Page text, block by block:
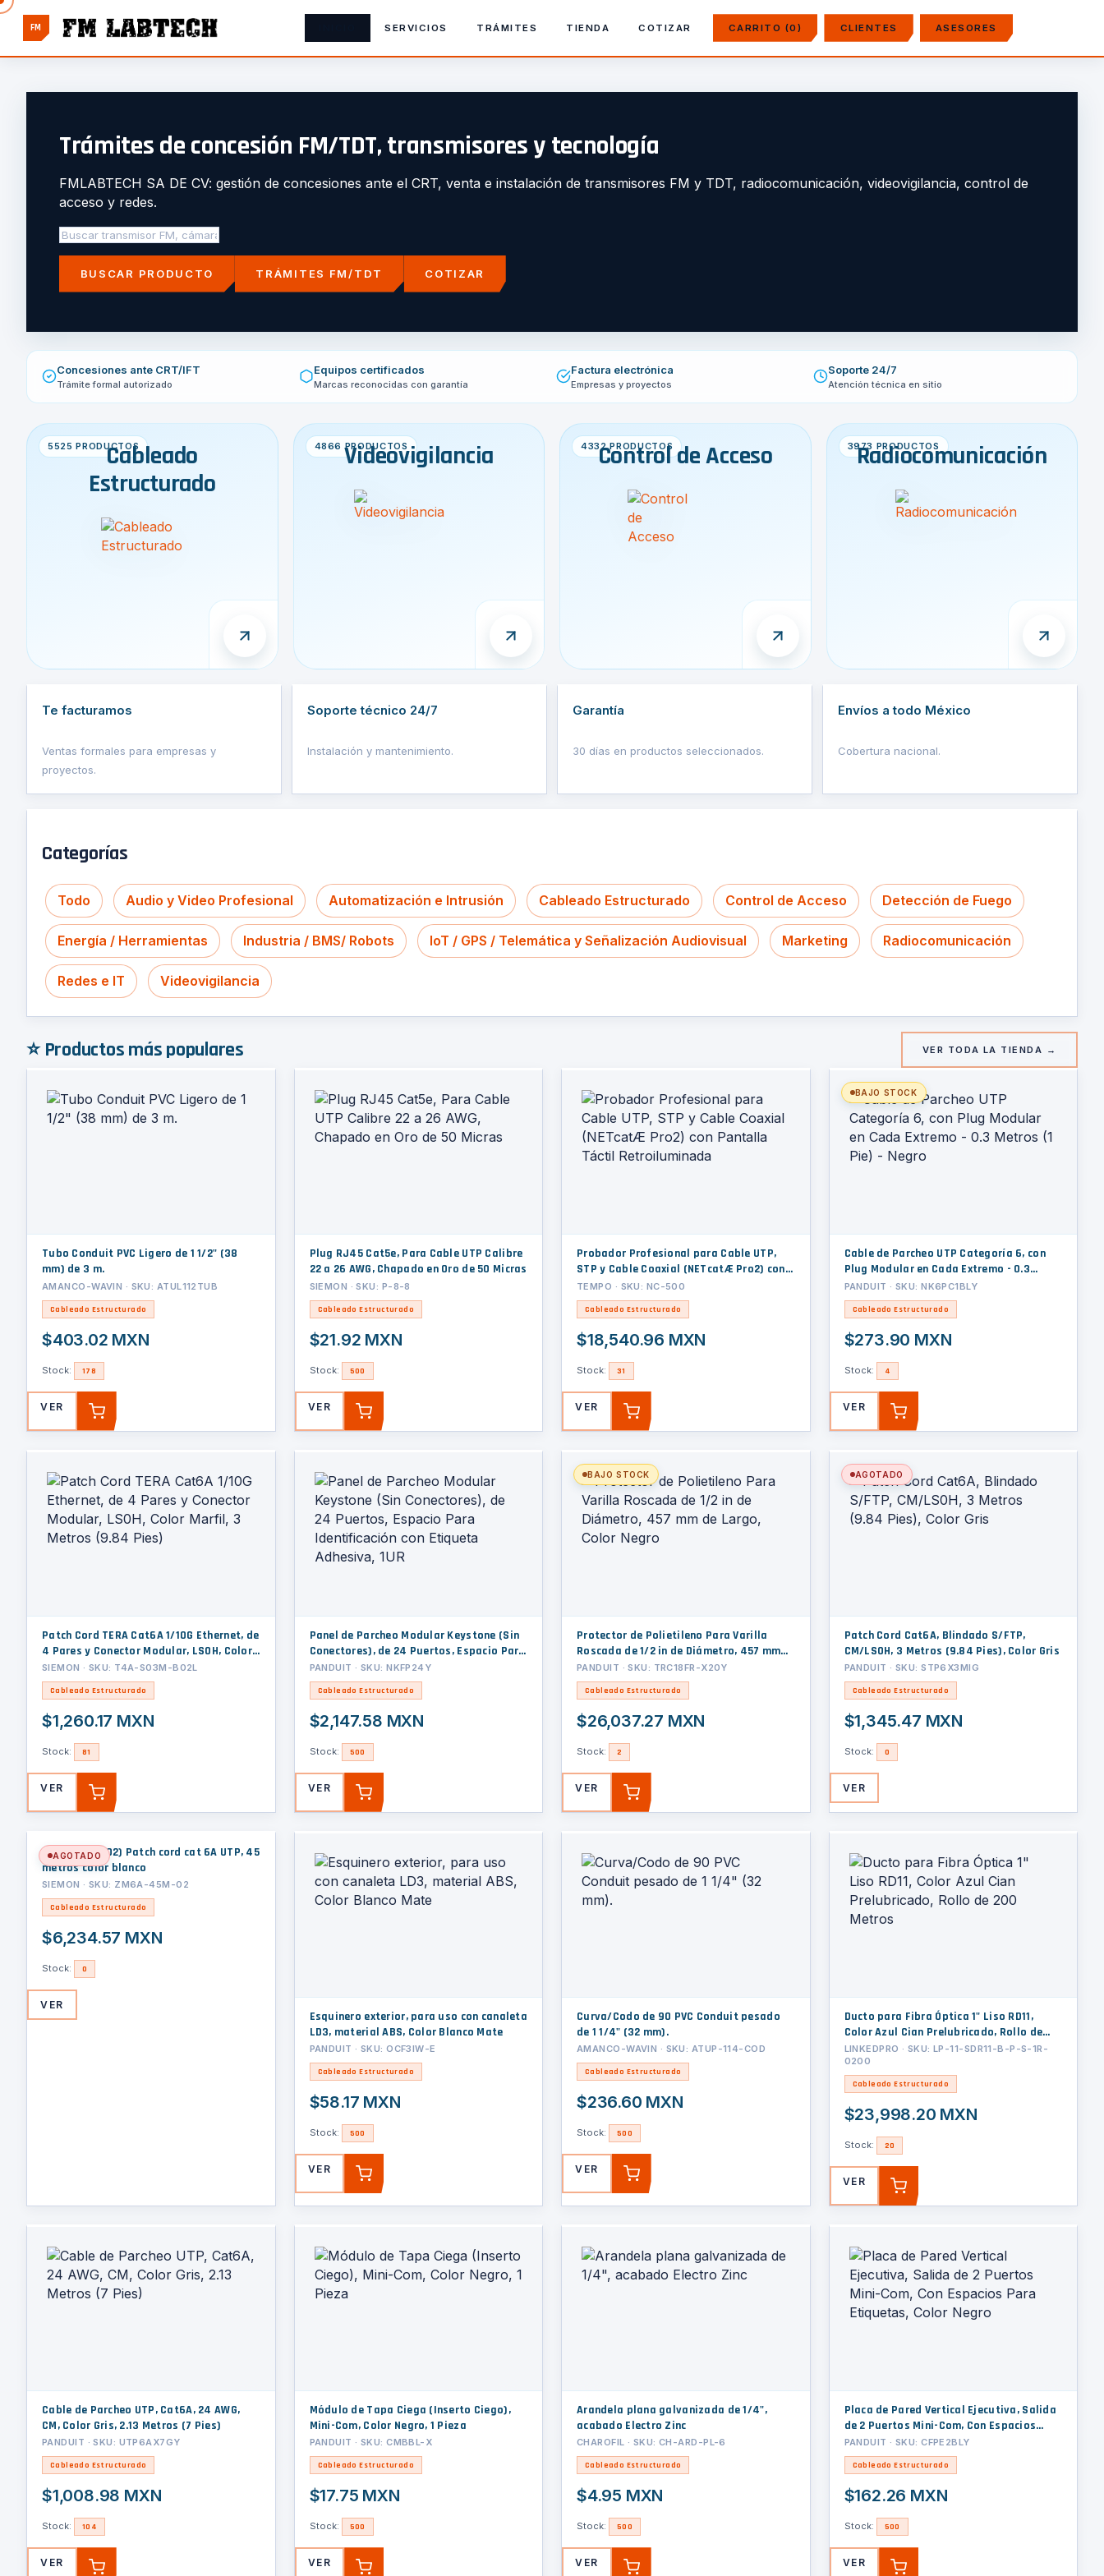
FM SERVICIOS TRÁMITES TIENDA COTIZAR CARRITO (0) CLIENTES ASESORES
Trámites de concesión FM/TDT, transmisores y tecnología
FMLABTECH SA DE CV: gestión de concesiones ante el CRT, venta e instalación de transmisores FM y TDT, radiocomunicación, videovigilancia, control de
acceso y redes.
BUSCAR PRODUCTO TRÁMITES FM/TDT COTIZAR
Concesiones ante CRT/IFT
Trámite formal autorizado
Equipos certificados
Marcas reconocidas con garantía
Factura electrónica
Empresas y proyectos
Soporte 24/7
Atención técnica en sitio
5525 PRODUCTOSCableado
Estructurado
4866 PRODUCTOS
Videovigilancia 4332 PRODUCTOS
Control de Acceso 3973 PRODUCTOS
Radiocomunicación
Te facturamos
Ventas formales para empresas y
proyectos.
Soporte técnico 24/7
Instalación y mantenimiento.
Garantía
30 días en productos seleccionados.
Envíos a todo México
Cobertura nacional.
Categorías
Todo Audio y Video Profesional Automatización e Intrusión Cableado Estructurado Control de Acceso Detección de Fuego
Energía / Herramientas Industria / BMS/ Robots IoT / GPS / Telemática y Señalización Audiovisual Marketing Radiocomunicación
Redes e IT Videovigilancia
⭐ Productos más populares VER TODA LA TIENDA →
Tubo Conduit PVC Ligero de 1 1/2" (38
mm) de 3 m.
AMANCO-WAVIN · SKU: ATUL112TUB
Cableado Estructurado
$403.02 MXN
Stock: 178
VER
AGREGAR
Plug RJ45 Cat5e, Para Cable UTP Calibre
22 a 26 AWG, Chapado en Oro de 50 Micras
SIEMON · SKU: P-8-8
Cableado Estructurado
$21.92 MXN
Stock: 500
VER
AGREGAR
Probador Profesional para Cable UTP,
STP y Cable Coaxial (NETcatÆ Pro2) con
Pantalla Táctil Retroiluminada
TEMPO · SKU: NC-500
Cableado Estructurado
$18,540.96 MXN
Stock: 31
VER
AGREGAR
Cable de Parcheo UTP Categoría 6, con
Plug Modular en Cada Extremo - 0.3
Metros (1 Pie) - Negro
PANDUIT · SKU: NK6PC1BLY
Cableado Estructurado
$273.90 MXN
Stock: 4
VER
AGREGAR
BAJO STOCK
Patch Cord TERA Cat6A 1/10G Ethernet, de
4 Pares y Conector Modular, LS0H, Color
Marfil, 3 Metros (9.84 Pies)
SIEMON · SKU: T4A-S03M-B02L
Cableado Estructurado
$1,260.17 MXN
Stock: 81
VER
AGREGAR
Panel de Parcheo Modular Keystone (Sin
Conectores), de 24 Puertos, Espacio Para
Identificación con Etiqueta Adhesiva, 1UR
PANDUIT · SKU: NKFP24Y
Cableado Estructurado
$2,147.58 MXN
Stock: 500
VER
AGREGAR
Protector de Polietileno Para Varilla
Roscada de 1/2 in de Diámetro, 457 mm
de Largo, Color Negro
PANDUIT · SKU: TRC18FR-X20Y
Cableado Estructurado
$26,037.27 MXN
Stock: 2
VER
AGREGAR
BAJO STOCK
Patch Cord Cat6A, Blindado S/FTP,
CM/LS0H, 3 Metros (9.84 Pies), Color Gris
PANDUIT · SKU: STP6X3MIG
Cableado Estructurado
$1,345.47 MXN
Stock: 0
VER
AGOTADO
(ZM6A-45M-02) Patch cord cat 6A UTP, 45
metros color blanco
SIEMON · SKU: ZM6A-45M-02
Cableado Estructurado
$6,234.57 MXN
Stock: 0
VER
AGOTADO
Esquinero exterior, para uso con canaleta
LD3, material ABS, Color Blanco Mate
PANDUIT · SKU: OCF3IW-E
Cableado Estructurado
$58.17 MXN
Stock: 500
VER
AGREGAR
Curva/Codo de 90 PVC Conduit pesado
de 1 1/4" (32 mm).
AMANCO-WAVIN · SKU: ATUP-114-COD
Cableado Estructurado
$236.60 MXN
Stock: 500
VER
AGREGAR
Ducto para Fibra Óptica 1" Liso RD11,
Color Azul Cian Prelubricado, Rollo de
200 Metros
LINKEDPRO · SKU: LP-11-SDR11-B-P-S-1R-
0200
Cableado Estructurado
$23,998.20 MXN
Stock: 20
VER
AGREGAR
Cable de Parcheo UTP, Cat6A, 24 AWG,
CM, Color Gris, 2.13 Metros (7 Pies)
PANDUIT · SKU: UTP6AX7GY
Cableado Estructurado
$1,008.98 MXN
Stock: 104
VER
AGREGAR
Módulo de Tapa Ciega (Inserto Ciego),
Mini-Com, Color Negro, 1 Pieza
PANDUIT · SKU: CMBBL-X
Cableado Estructurado
$17.75 MXN
Stock: 500
VER
AGREGAR
Arandela plana galvanizada de 1/4",
acabado Electro Zinc
CHAROFIL · SKU: CH-ARD-PL-6
Cableado Estructurado
$4.95 MXN
Stock: 500
VER
AGREGAR
Placa de Pared Vertical Ejecutiva, Salida
de 2 Puertos Mini-Com, Con Espacios
Para Etiquetas, Color Negro
PANDUIT · SKU: CFPE2BLY
Cableado Estructurado
$162.26 MXN
Stock: 500
VER
AGREGAR